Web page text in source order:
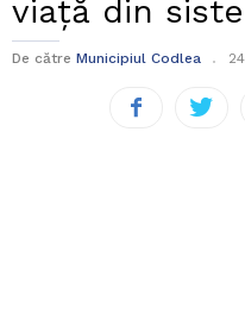
viață din
De către Municipiul Codlea